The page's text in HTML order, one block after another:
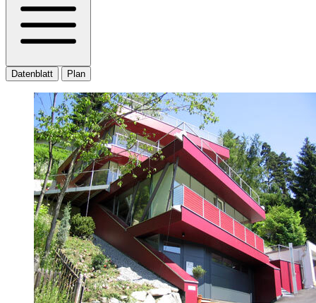
Datenblatt Plan